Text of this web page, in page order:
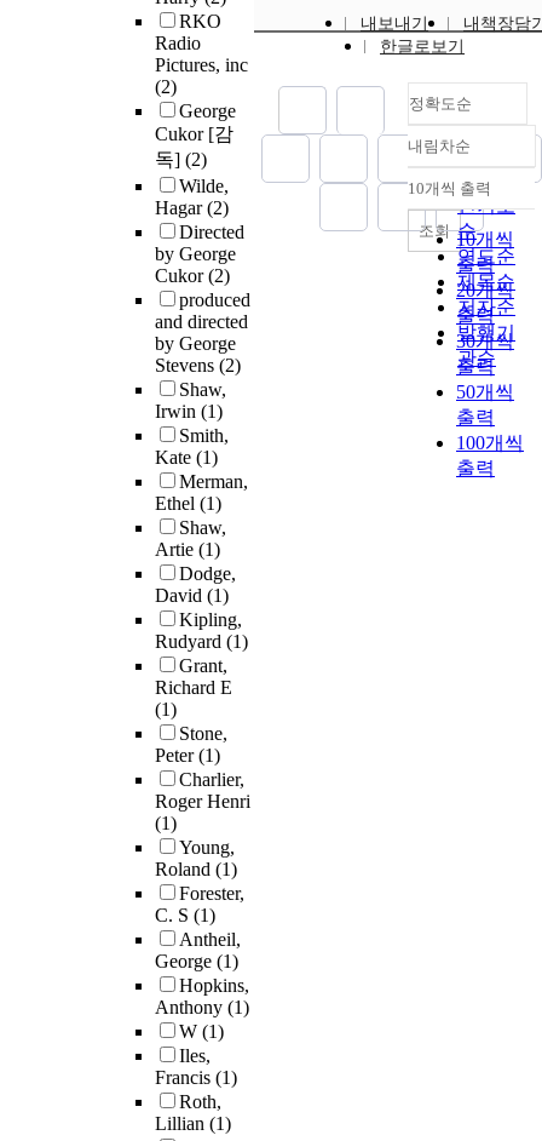
RKO
Radio
Pictures, inc
(2)
George
Cukor [감
독] (2)
Wilde,
Hagar(2)
Directed
by George
Cukor(2)
produced
and directed
by George
Stevens (2)
Shaw,
Irwin (1)
Smith,
Kate (1)
Merman,
Ethel (1)
Shaw,
Artie (1)
Dodge,
David (1)
Kipling,
Rudyard (1)
Grant,
Richard E
(1)
Stone,
Peter(1)
Charlier,
Roger Henri
(1)
Young,
Roland (1)
Forester,
C. S (1)
Antheil,
George (1)
Hopkins,
Anthony (1)
W (1)
Iles,
Francis (1)
Roth,
Lillian (1)
내보내기
내책장담
한글로보기
정확도순
정확도
순
인기도
순
연도순
제목순
저자순
발행기
관순
내림차순
내림차순
10개씩 출력
10개씩
출력
20개씩
출력
30개씩
출력
50개씩
출력
100개씩
출력
조회